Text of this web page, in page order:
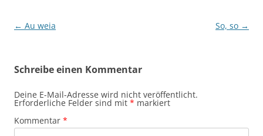
Beitragsnavigation
← Au weia So, so →
Schreibe einen Kommentar
Deine E-Mail-Adresse wird nicht veröffentlicht.
Erforderliche Felder sind mit * markiert
Kommentar *